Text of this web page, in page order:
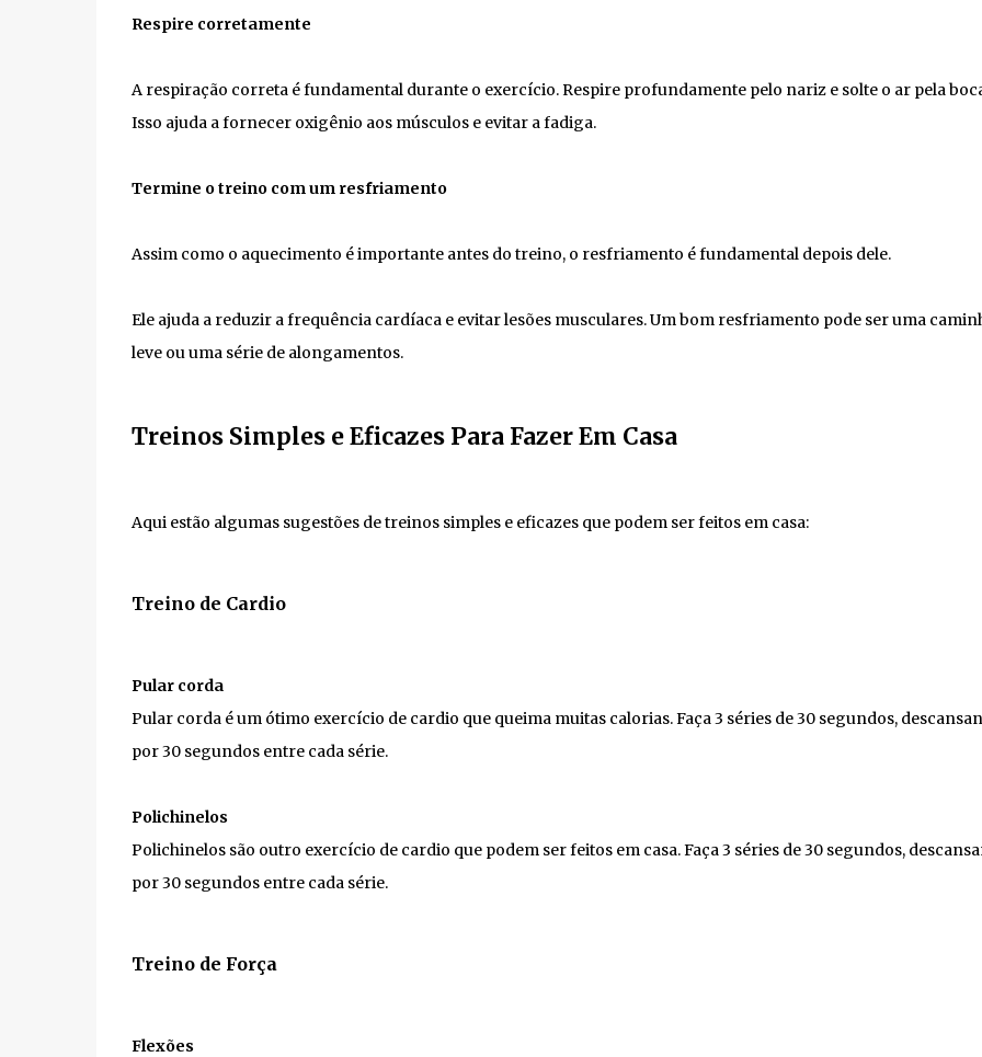
Respire corretamente
A respiração correta é fundamental durante o exercício. Respire profundamente pelo nariz e solte o ar pela
Isso ajuda a fornecer oxigênio aos músculos e evitar a fadiga.
Termine o treino com um resfriamento
Assim como o aquecimento é importante antes do treino, o resfriamento é fundamental depois dele.
Ele ajuda a reduzir a frequência cardíaca e evitar lesões musculares. Um bom resfriamento pode ser uma
leve ou uma série de alongamentos.
Treinos Simples e Eficazes Para Fazer Em Casa
Aqui estão algumas sugestões de treinos simples e eficazes que podem ser feitos em casa:
Treino de Cardio
Pular corda
Pular corda é um ótimo exercício de cardio que queima muitas calorias. Faça 3 séries de 30 segundos,
por 30 segundos entre cada série.
Polichinelos
Polichinelos são outro exercício de cardio que podem ser feitos em casa. Faça 3 séries de 30 segundos,
por 30 segundos entre cada série.
Treino de Força
Flexões